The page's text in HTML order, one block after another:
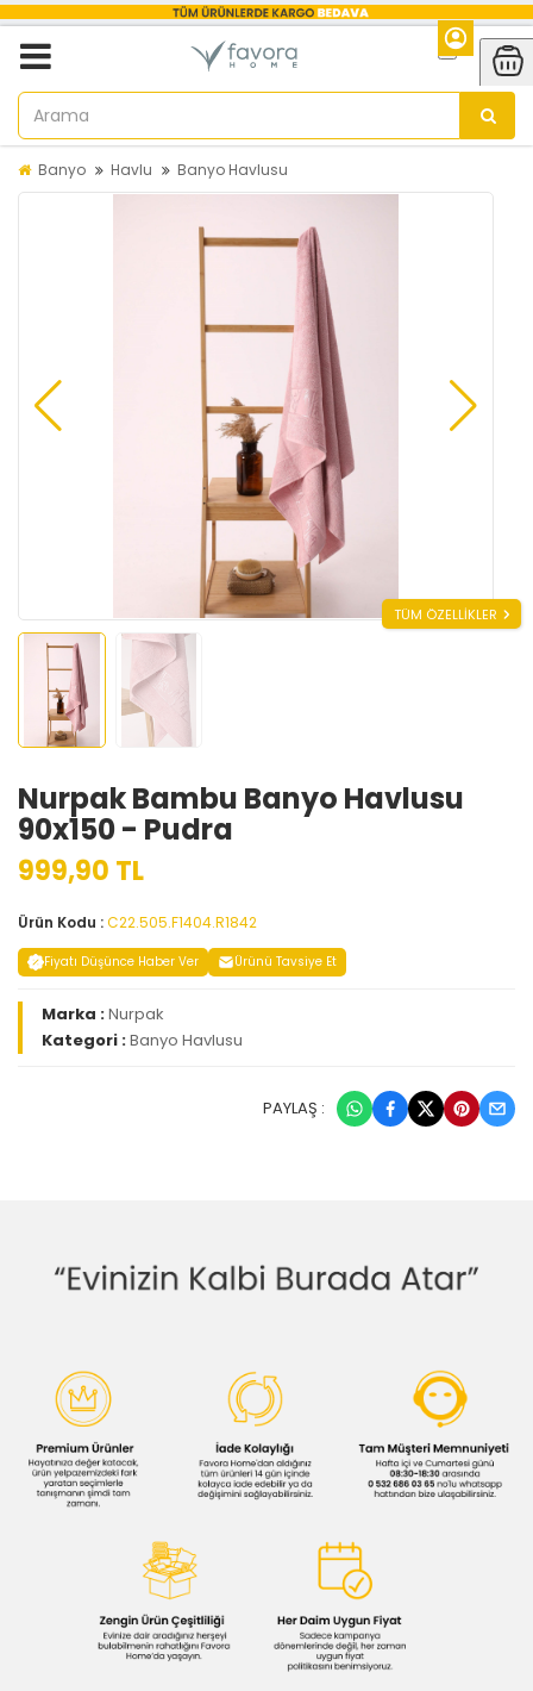
Banyo Havlu Banyo Havlusu
TÜM ÖZELLİKLER
Nurpak Bambu Banyo Havlusu
90x150 - Pudra
999,90 TL
Ürün Kodu :C22.505.F1404.R1842
Fiyatı Düşünce Haber Ver Ürünü Tavsiye Et
Marka :Nurpak
Kategori :Banyo Havlusu
PAYLAŞ :